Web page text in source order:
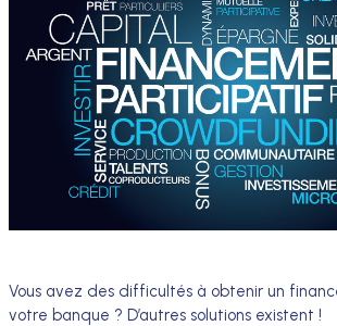
Vous avez des difficultés à obtenir un
votre banque ? D’autres solutions existent !